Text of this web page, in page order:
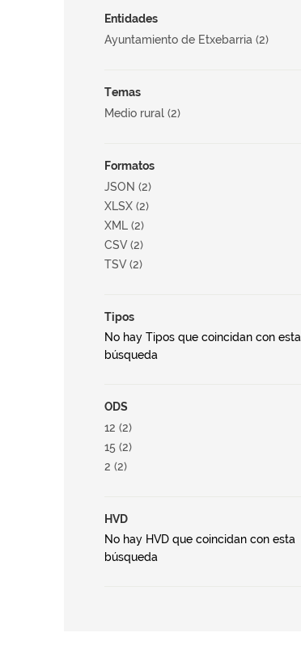
Entidades
Ayuntamiento de Etxebarria (2)
Temas
Medio rural (2)
Formatos
JSON (2)
XLSX (2)
XML (2)
CSV (2)
TSV (2)
Tipos
No hay Tipos que coincidan con esta
búsqueda
ODS
12 (2)
15 (2)
2 (2)
HVD
No hay HVD que coincidan con esta
búsqueda